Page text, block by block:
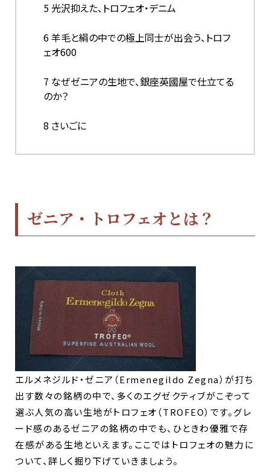
5 光沢抑えた、トロフェオ・デニム
6羊毛と絹の中での極上同士が出会う、トロフ
ェオ600
7 なぜゼニアの生地で、銀座英國屋で仕立てる
のか？
8 さいごに
ゼニア・トロフェオとは？
エルメネジルド・ゼニア（Ermenegildo Zegna）が打ち
出す数々の銘柄の中で、多くのエグゼクティブがこぞって
選ぶ人気の高い生地がトロフェオ（TROFEO）です。グレ
ード感のあるゼニアの銘柄の中でも、ひときわ優雅で存
在感がある生地といえます。 ここではトロフェオの魅力に
ついて、詳しく掘り下げていきましょう。